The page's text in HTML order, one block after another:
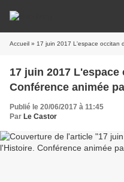
Accueil » 17 juin 2017 L'espace occitan dans
17 juin 2017
Conférence animée
Publié le 20/06/2017 à 11:45
Par Le Castor